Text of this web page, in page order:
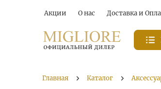
Акции О нас Доставка и
Главная Каталог